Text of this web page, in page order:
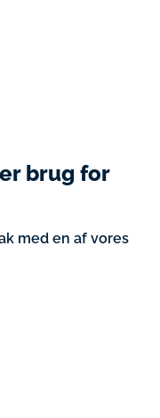
brug for
med en af vores